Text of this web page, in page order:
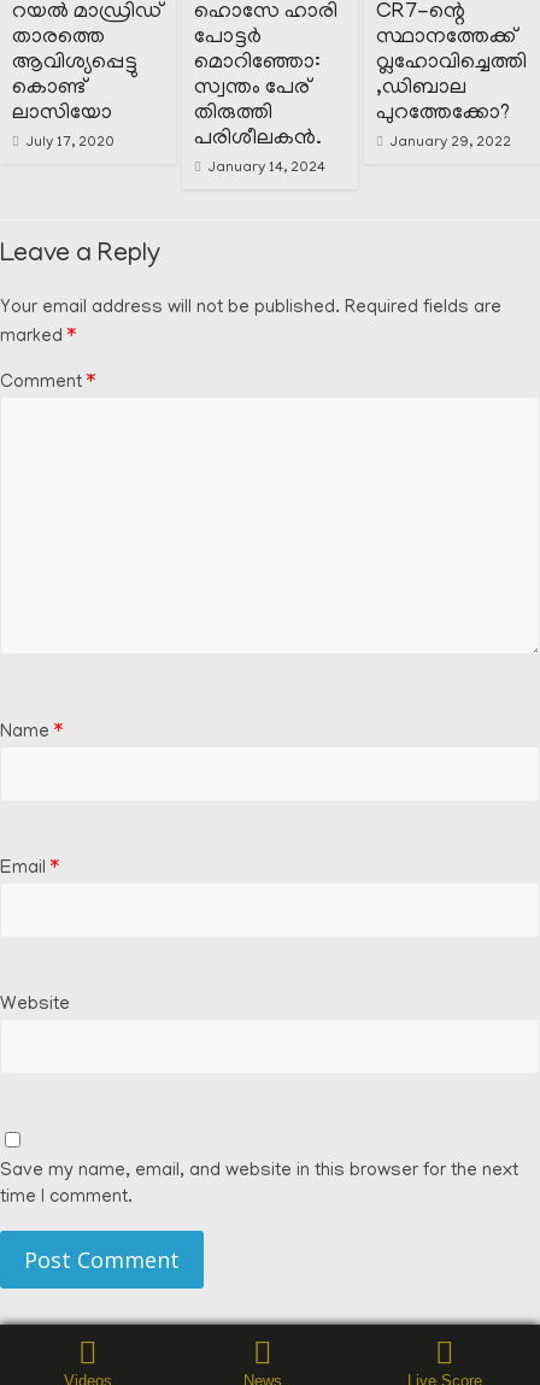
റയൽ മാഡ്രിഡ്‌
താരത്തെ
ആവിശ്യപ്പെട്ടു
കൊണ്ട്
ലാസിയോ
July 17, 2020
ഹൊസേ ഹാരി
പോട്ടർ
മൊറിഞ്ഞോ:
സ്വന്തം പേര്
തിരുത്തി
പരിശീലകൻ.
January 14, 2024
CR7-ന്റെ
സ്ഥാനത്തേക്ക്
വ്ലഹോവിച്ചെത്തി
,ഡിബാല
പുറത്തേക്കോ?
January 29, 2022
Leave a Reply
Your email address will not be published. Required fields are
marked *
Comment *
Name *
Email *
Website
Save my name, email, and website in this browser for the next
time I comment.
Videos News Live Score